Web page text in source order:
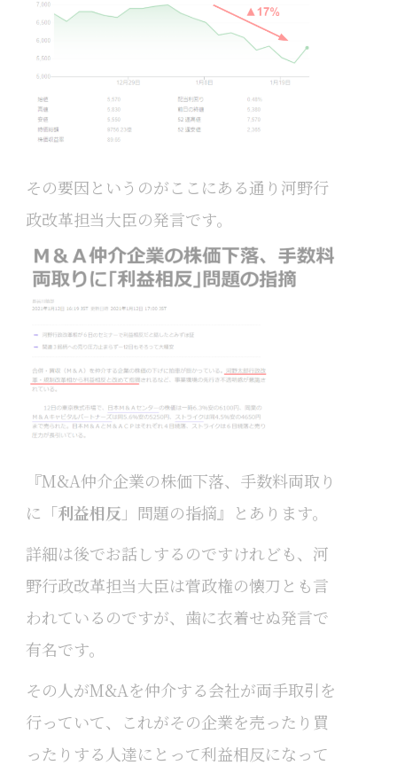
その要因というのがここにある通り河野行
政改革担当大臣の発言です。
『M&A仲介企業の株価下落、手数料両取り
に「利益相反」問題の指摘』とあります。
詳細は後でお話しするのですけれども、河
野行政改革担当大臣は菅政権の懐刀とも言
われているのですが、歯に衣着せぬ発言で
有名です。
その人がM&Aを仲介する会社が両手取引を
行っていて、これがその企業を売ったり買
ったりする人達にとって利益相反になって